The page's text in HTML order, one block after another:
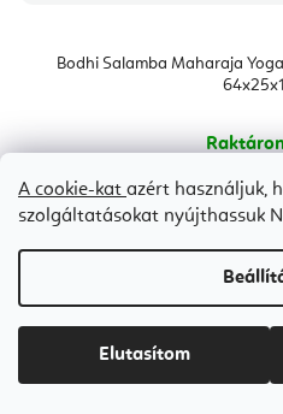
A cookie-kat azért használjuk,
szolgáltatásokat nyújthassuk
Elutasítom
Bodhi Salamba Maharaja
Ft20
Bestseller